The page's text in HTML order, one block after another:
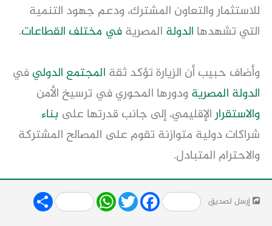
للاستثمار والتعاون المشترك، ودعم جهود التنمية
التي تشهدها الدولة المصريةفي مختلف القطاعات.
وأضاف حبيب أن الزيارة تؤكد ثقة المجتمع الدوليفي
الدولة المصرية ودورها المحوري في ترسيخ الأمن
والاستقرارالإقليمي، إلى جانب قدرتها على بناء
شراكات دولية متوازنة تقوم على المصالح المشتركة
والاحترام المتبادل.
إرسل لصديق Share WhatsApp
Twitter Facebook